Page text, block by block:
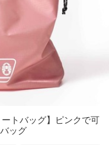
トバッグ】ピンクで可
ッグ